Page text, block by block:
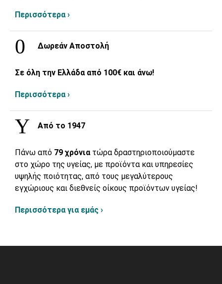
Περισσότερα ›
Δωρεάν Αποστολή
Σε όλη την Ελλάδα από 100€ και άνω!
Περισσότερα ›
Από το 1947
Πάνω από 79 χρόνια τώρα δραστηριοποιούμαστε
στο χώρο της υγείας, με προϊόντα και υπηρεσίες
υψηλής ποιότητας, από τους μεγαλύτερους
εγχώριους και διεθνείς οίκους προϊόντων υγείας!
Περισσότερα για εμάς ›